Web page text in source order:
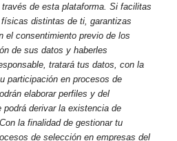
de esta plataforma. Si facilitas
distintas de ti, garantizas
el consentimiento previo de los
de sus datos y haberles
tratará tus datos, con la
participación en procesos de
elaborar perfiles y del
derivar la existencia de
la finalidad de gestionar tu
de selección en empresas del